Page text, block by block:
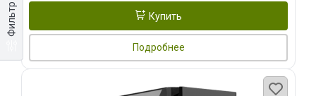
Фильтр Купить
Подробнее